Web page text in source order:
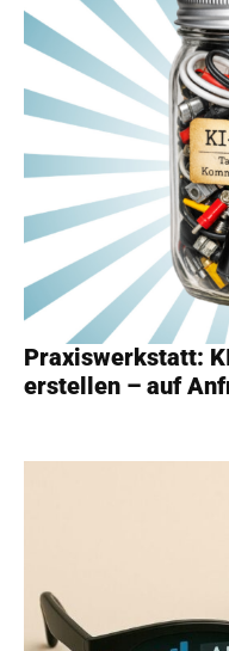
Praxiswerkstatt:
erstellen – auf